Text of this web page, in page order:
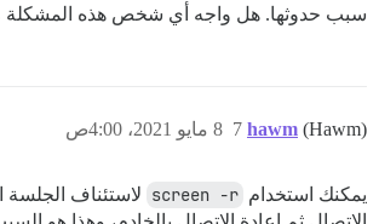
سبب حدوثها. هل واجه أي شخص هذه المشكلة
hawm (Hawm) 8 مايو 2021، 4:00ص 7
يمكنك استخدام screen -r لاستئناف الجلسة